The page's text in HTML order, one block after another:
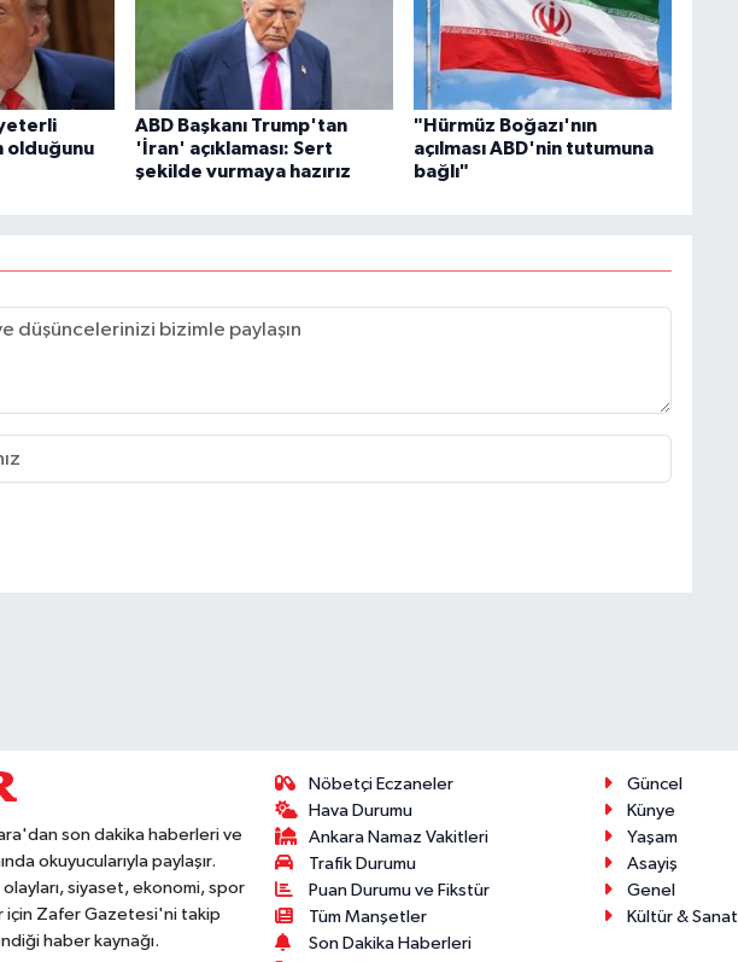
olduğunu
ABD Başkanı Trump'tan
'İran' açıklaması: Sert
şekilde vurmaya hazırız
"Hürmüz Boğazı'nın
açılması ABD'nin tutumuna
bağlı"
son dakika haberleri ve
okuyucularıyla paylaşır.
siyaset, ekonomi, spor
için Zafer Gazetesi'ni takip
haber kaynağı.
Nöbetçi Eczaneler
Hava Durumu
Ankara Namaz Vakitleri
Trafik Durumu
Puan Durumu ve Fikstür
Tüm Manşetler
Son Dakika Haberleri
Güncel
Künye
Yaşam
Asayiş
Genel
Kültür & Sanat